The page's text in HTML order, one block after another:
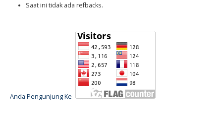
Saat ini tidak ada refbacks.
Anda Pengunjung Ke-